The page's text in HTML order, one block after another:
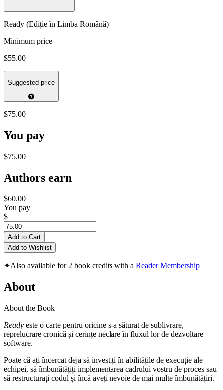
Ready (Ediție în Limba Română)
Minimum price
$55.00
Suggested price
$75.00
You pay
$75.00
Authors earn
$60.00
You pay
$
Add to Cart
Add to Wishlist
✦Also available for 2 book credits with a Reader Membership
About
About the Book
Ready este o carte pentru oricine s-a săturat de sublivrare,
reprelucrare cronică și cerințe neclare în fluxul lor de dezvoltare
software.
Poate că ați încercat deja să investiți în abilitățile de execuție ale
echipei, să îmbunătățiți implementarea cadrului vostru de proces sau
să restructurați codul și încă aveți nevoie de mai multe îmbunătățiri.